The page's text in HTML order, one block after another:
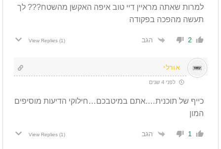
למרות שאתה מראיין דיי טוב איפה האקשן מהשטח??? לך
תעשה מהפכה בפקודה
2 הגב View Replies (1)
אורלי
לפני 4 שנים
כייף של תוכנית….אתם במיטבכם…חילוקי הדיעות מוסיפים
המון
1 הגב View Replies (1)